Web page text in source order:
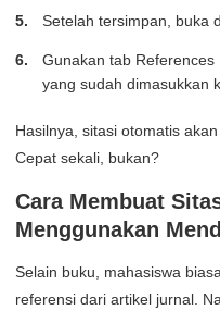
Setelah tersimpan, buka
Gunakan tab
yang sudah dimasukkan
Hasilnya, sitasi otomatis
Cepat sekali, bukan?
Cara Membuat
Menggunakan
Selain buku, mahasiswa
referensi dari artikel jurnal.